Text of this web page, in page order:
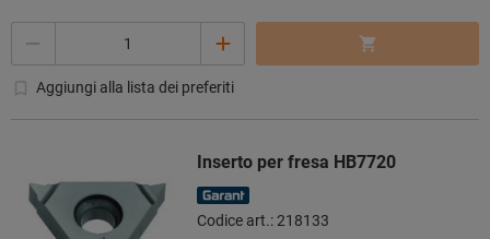
Aggiungi alla lista dei preferiti
Inserto per fresa HB7720
Codice art.: 218133